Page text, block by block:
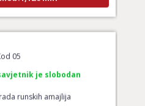
runskih amajlija